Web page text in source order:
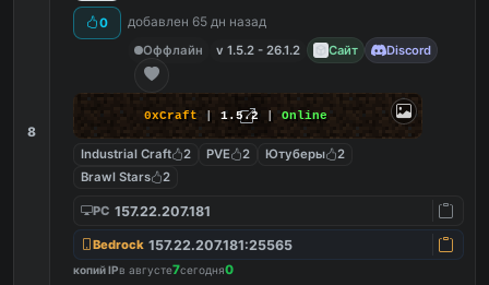
8
0
добавлен 65 дн назад
Оффлайн
v 1.5.2 - 26.1.2 Сайт Discord
0xCraft | 1.5.2 | Online
Industrial Craft 2 PVE 2 Ютуберы
2
Brawl Stars
2
PC 157.22.207.181
Bedrock 157.22.207.181:25565
копий IPв августе7сегодня0